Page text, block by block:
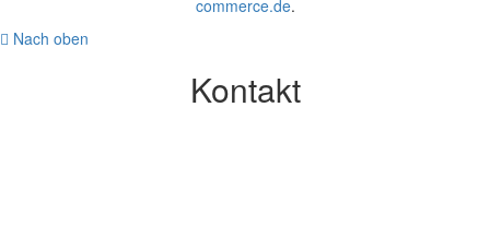
commerce.de.
Nach oben
Kontakt